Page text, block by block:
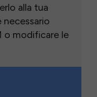
alla tua
necessario
o modificare le